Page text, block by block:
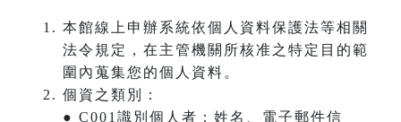
本館線上申辦系統依個人資料保護法等相關
法令規定，在主管機關所核准之特定目的範
圍內蒐集您的個人資料。
個資之類別：
● C001識別個人者：姓名、電子郵件信